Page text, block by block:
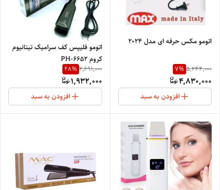
اتومو مکس حرفه ای مدل ۲۰۲۴
5,244,000
7%
4,830,000
افزودن به سبد
اتومو فلیپس کف سرامیک تیتانیوم
کروم PH-6652
2,691,000
28%
1,932,000
افزودن به سبد